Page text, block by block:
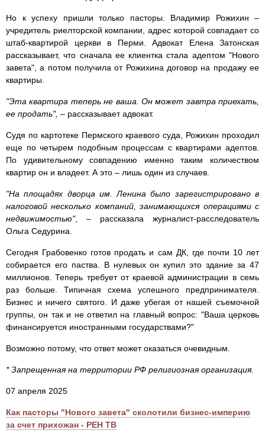
Но к успеху пришли только пасторы. Владимир Рожихин –
учредитель риелторской компании, адрес которой совпадает со
штаб-квартирой церкви в Перми. Адвокат Елена Затонская
рассказывает, что сначала ее клиентка стала адептом "Нового
завета", а потом получила от Рожихина договор на продажу ее
квартиры.
"Эта квартира теперь не ваша. Он может завтра приехать,
ее продать", – рассказывает адвокат.
Судя по картотеке Пермского краевого суда, Рожихин проходил
еще по четырем подобным процессам с квартирами адептов.
По удивительному совпадению именно таким количеством
квартир он и владеет. А это – лишь один из случаев.
"На площадях дворца им. Ленина было зарегистрировано в
налоговой несколько компаний, занимающихся операциями с
недвижимостью", – рассказала журналист-расследователь
Ольга Седурина.
Сегодня Грабовенко готов продать и сам ДК, где почти 10 лет
собирается его паства. В нулевых он купил это здание за 47
миллионов. Теперь требует от краевой администрации в семь
раз больше. Типичная схема успешного предпринимателя.
Бизнес и ничего святого. И даже убегая от нашей съемочной
группы, он так и не ответил на главный вопрос: "Ваша церковь
финансируется иностранными государствами?"
Возможно потому, что ответ может оказаться очевидным.
* Запрещенная на территории РФ религиозная организация.
07 апреля 2025
Как пасторы "Нового завета" сколотили бизнес-империю
за счет прихожан - РЕН ТВ